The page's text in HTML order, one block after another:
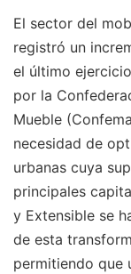
El sector del
registró un
el último
por la
Mueble
necesidad de
urbanas cuya
principales
y Extensible se
de esta
permitiendo que